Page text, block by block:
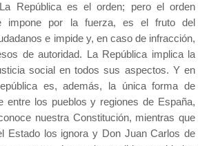
República es el orden; pero el orden
impone por la fuerza, es el fruto del
e impide y, en caso de infracción,
de autoridad. La República implica la
social en todos sus aspectos. Y en
es, además, la única forma de
entre los pueblos y regiones de España,
nuestra Constitución, mientras que
Estado los ignora y Don Juan Carlos de